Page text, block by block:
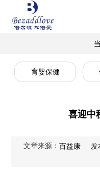
育婴保健
喜迎中
文章来源： 百益康 发